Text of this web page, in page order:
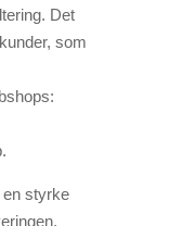
Det
som
en styrke